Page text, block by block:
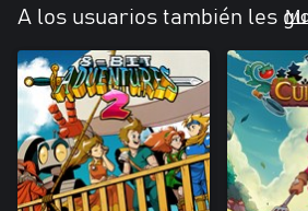
A los usuarios también les